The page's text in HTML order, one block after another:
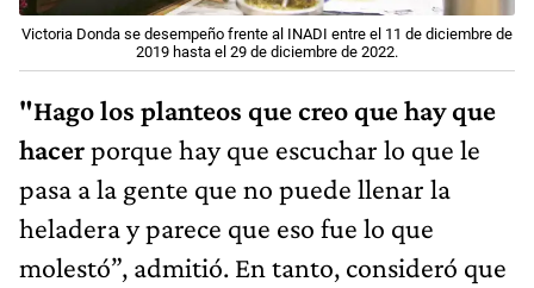
Victoria Donda se desempeño frente al INADI entre el 11 de diciembre de
2019 hasta el 29 de diciembre de 2022.
"Hago los planteos que creo que hay que
hacerporque hay que escuchar lo que le
pasa a la gente que no puede llenar la
heladera y parece que eso fue lo que
molestó”, admitió. En tanto, consideró que